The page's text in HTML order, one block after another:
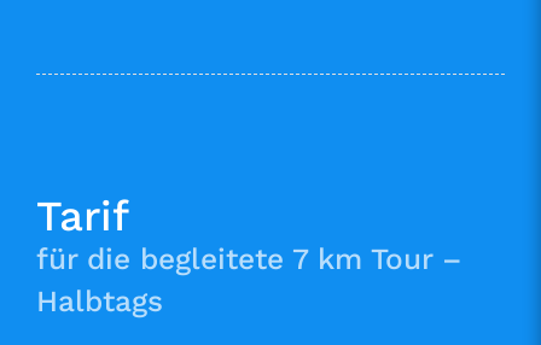
Tarif
für die begleitete 7 km Tour –
Halbtags